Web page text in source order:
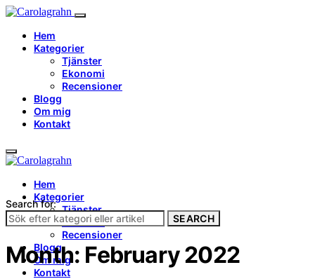
Hem
Kategorier
Tjänster
Ekonomi
Recensioner
Blogg
Om mig
Kontakt
Hem
Kategorier
Tjänster
Ekonomi
Recensioner
Blogg
Om mig
Kontakt
Search for:
SEARCH
Month: February 2022